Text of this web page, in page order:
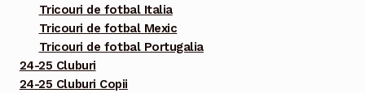
Tricouri de fotbal Italia
Tricouri de fotbal Mexic
Tricouri de fotbal Portugalia
24-25 Cluburi
24-25 Cluburi Copii